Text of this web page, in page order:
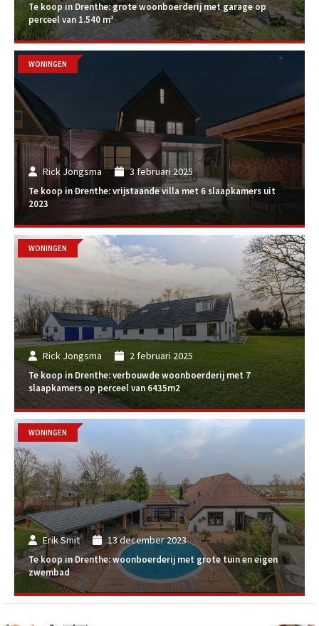
Te koop in Drenthe: grote woonboerderij met garage op
perceel van 1.540 m²
Rick Jongsma 3 februari 2025
Te koop in Drenthe: vrijstaande villa met 6 slaapkamers uit
2023
WONINGEN
Rick Jongsma 2 februari 2025
Te koop in Drenthe: verbouwde woonboerderij met 7
slaapkamers op perceel van 6435m2
WONINGEN
Erik Smit 13 december 2023
Te koop in Drenthe: woonboerderij met grote tuin en eigen
zwembad
WONINGEN